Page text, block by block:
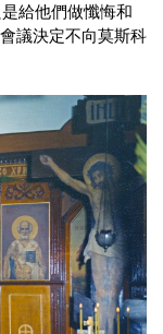
給他們做懺悔和
議決定不向莫斯科